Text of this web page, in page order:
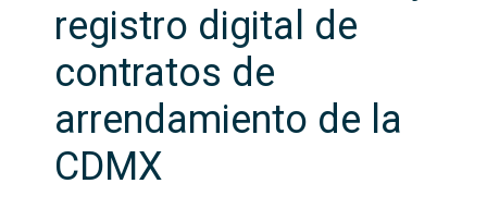
registro digital de
contratos de
arrendamiento de la
CDMX